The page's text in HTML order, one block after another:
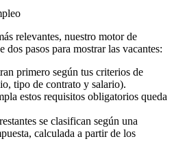
relevantes, nuestro motor de
dos pasos para mostrar las vacantes:
primero según tus criterios de
tipo de contrato y salario).
estos requisitos obligatorios queda
se clasifican según una
calculada a partir de los